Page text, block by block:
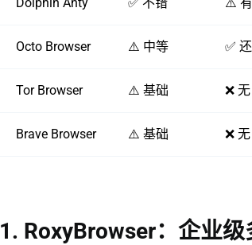
Octo Browser ⚠️ 中等 ✅
Tor Browser ⚠️ 基础 ❌ 无
Brave Browser ⚠️ 基础 ❌ 无
1. RoxyBrowser：企业